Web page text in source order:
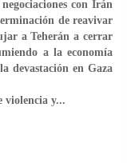
con Irán
de reavivar
a Teherán a cerrar
a la economía
devastación en Gaza
violencia y...